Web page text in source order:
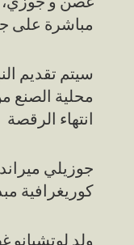
مباشرة على
سيتم تقديم
محلية الصنع
انتهاء الرقصة
جوزيلي
كوريغرافية